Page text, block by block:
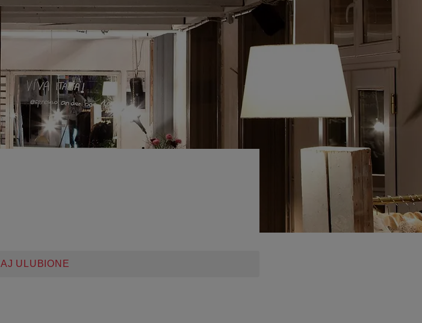
ULUBIONE